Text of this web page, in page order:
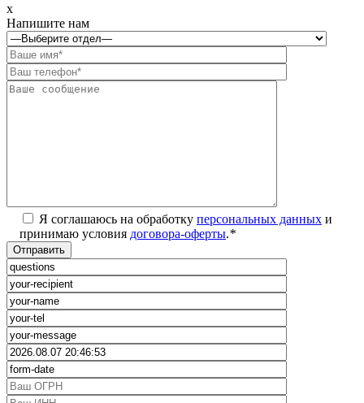
x
Напишите нам
Я соглашаюсь на обработку персональных данных и
принимаю условия договора-оферты.*